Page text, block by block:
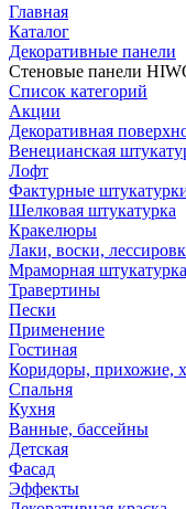
Главная
Каталог
Декоративные панели
Стеновые панели
Список категорий
Акции
Декоративная
Венецианская
Лофт
Фактурные
Шелковая штукатурка
Кракелюры
Лаки, воски,
Мраморная штукатурка
Травертины
Пески
Применение
Гостиная
Коридоры, прихожие,
Спальня
Кухня
Ванные, бассейны
Детская
Фасад
Эффекты